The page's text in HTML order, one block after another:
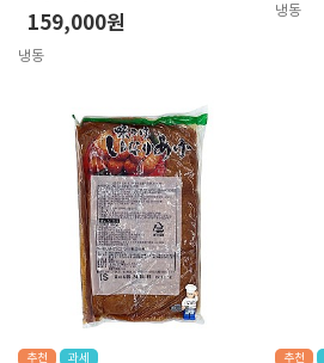
159,000원
냉동
냉동
추천 과세 추천